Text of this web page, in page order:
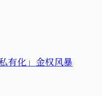
有化」金权风暴